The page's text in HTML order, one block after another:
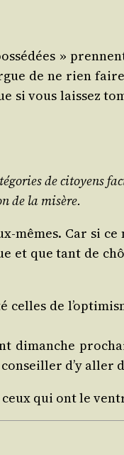
»
de ne rien
vous lais­sez
de citoyens
de la misère.
Car si
que tant de
de
dimanche
d’y aller
qui ont le